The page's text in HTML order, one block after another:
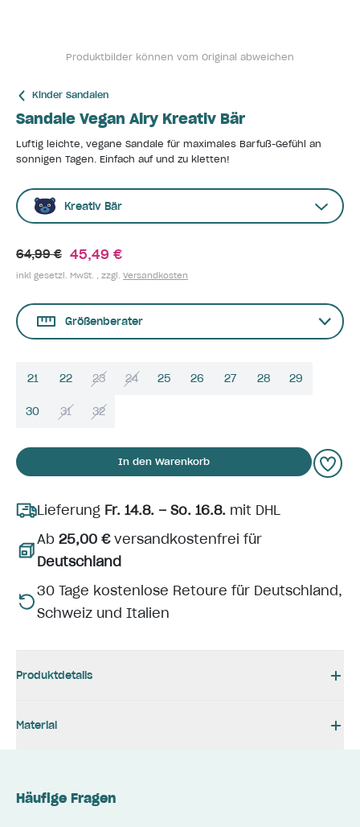
Produktbilder können vom Original abweichen
Kinder Sandalen
Sandale Vegan Airy Kreativ Bär
Luftig leichte, vegane Sandale für maximales Barfuß-Gefühl an
sonnigen Tagen. Einfach auf und zu kletten!
Kreativ Bär
64,99 € 45,49 €
inkl gesetzl. MwSt. , zzgl. Versandkosten
Größenberater
21 22 23 24 25 26 27 28 29
30 31 32
In den Warenkorb
Lieferung Fr. 14.8. – So. 16.8. mit DHL
Ab 25,00 €versandkostenfrei für
Deutschland
30 Tage kostenlose Retoure für Deutschland,
Schweiz und Italien
Produktdetails
Material
Häufige Fragen